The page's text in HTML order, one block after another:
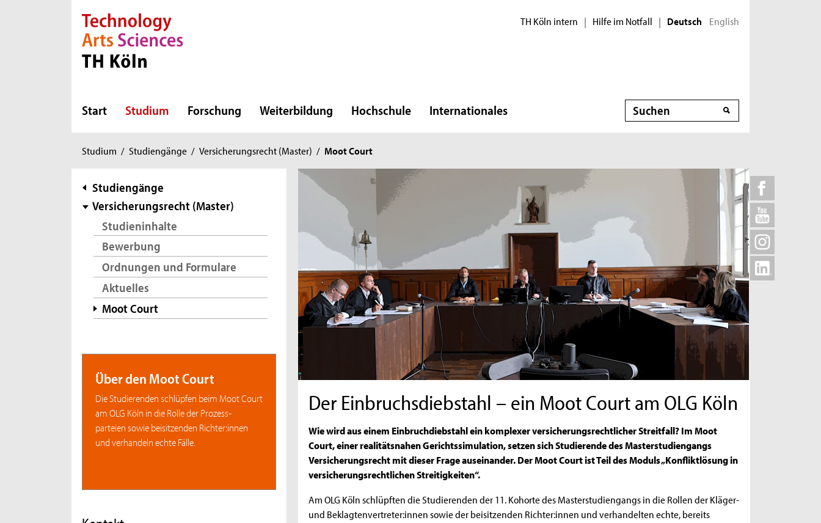
Direkt zur Hauptnavigation
Direkt zur Subnavigation
Direkt zum Inhalt
Direkt zum Fußbereich TH Köln intern | Hilfe im Notfall | Deutsch English
Start Studium Forschung Weiterbildung Hochschule Internationales Suche
Sie
hier:
Studium / Studiengänge / Versicherungsrecht (Master) / Moot Court
Subnavigation
Studiengänge
Versicherungsrecht (Master)
Studieninhalte
Bewerbung
Ordnungen und Formulare
Aktuelles
Moot Court
Über den Moot Court
Die Studierenden schlüpfen beim Moot Court
am OLG Köln in die Rolle der Prozess-
parteien sowie beisitzenden Richter:innen
und verhandeln echte Fälle.
Der Einbruchsdiebstahl – ein Moot Court am OLG Köln
Wie wird aus einem Einbruchdiebstahl ein komplexer versicherungsrechtlicher Streitfall? Im Moot
Court, einer realitätsnahen Gerichtssimulation, setzen sich Studierende des Masterstudiengangs
Versicherungsrecht mit dieser Frage auseinander. Der Moot Court ist Teil des Moduls „Konfliktlösung in
versicherungsrechtlichen Streitigkeiten“.
Am OLG Köln schlüpften die Studierenden der 11. Kohorte des Masterstudiengangs in die Rollen der Kläger-
und Beklagtenvertreter:innen sowie der beisitzenden Richter:innen und verhandelten echte, bereits